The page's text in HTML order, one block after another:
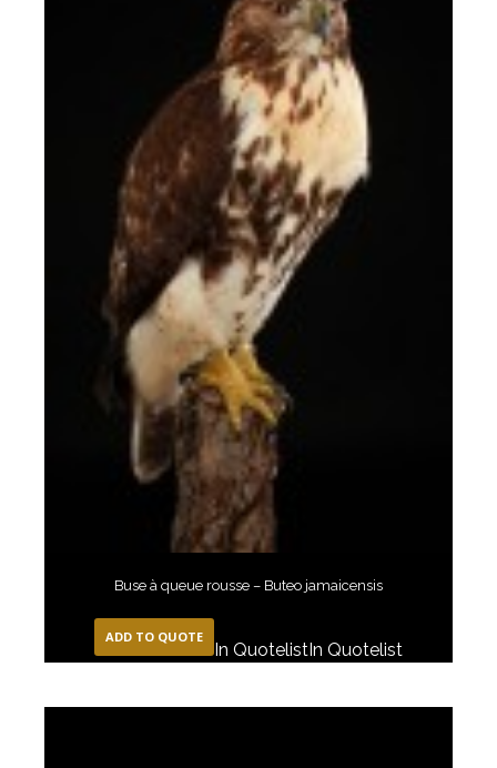
Buse à queue rousse – Buteo jamaicensis
ADD TO QUOTE
In Quotelist In Quotelist